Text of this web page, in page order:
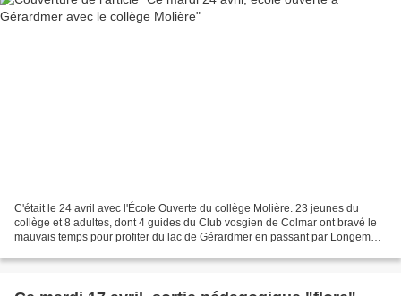
C'était le 24 avril avec l'École Ouverte du collège Molière. 23 jeunes du
collège et 8 adultes, dont 4 guides du Club vosgien de Colmar ont bravé le
mauvais temps pour profiter du lac de Gérardmer en passant par Longemer.